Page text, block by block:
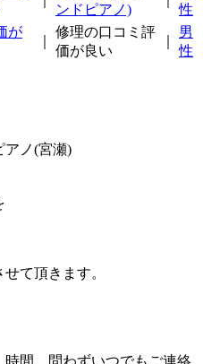
ンドピアノ)
性
が
修理の口コミ評
価が良い
男
性
アノ(宮瀬)
て頂きます。
間、問わずいつでもご連絡